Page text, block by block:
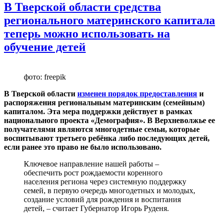
В Тверской области средства
регионального материнского капитала
теперь можно использовать на
обучение детей
фото: freepik
В Тверской области изменен порядок предоставления и
распоряжения региональным материнским (семейным)
капиталом. Эта мера поддержки действует в рамках
национального проекта «Демография». В Верхневолжье ее
получателями являются многодетные семьи, которые
воспитывают третьего ребёнка либо последующих детей,
если ранее это право не было использовано.
Ключевое направление нашей работы –
обеспечить рост рождаемости коренного
населения региона через системную поддержку
семей, в первую очередь многодетных и молодых,
создание условий для рождения и воспитания
детей, – считает Губернатор Игорь Руденя.